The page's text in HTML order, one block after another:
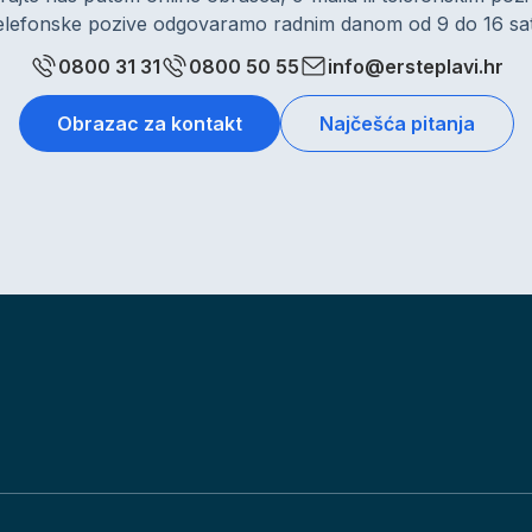
pozive odgovaramo radnim danom od 9 do 16
0800 31 31
0800 50 55 info@ersteplavi.hr
Obrazac za kontakt Najčešća pitanja